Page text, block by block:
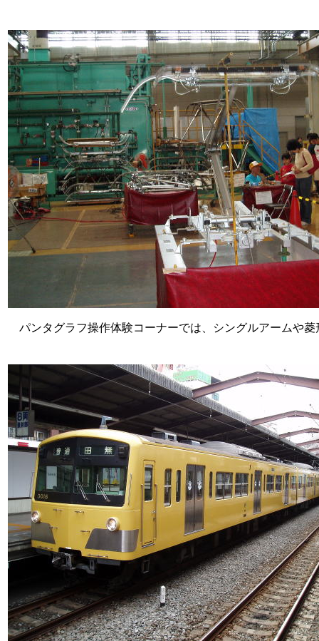
パンタグラフ操作体験コーナーでは、シングルアームや